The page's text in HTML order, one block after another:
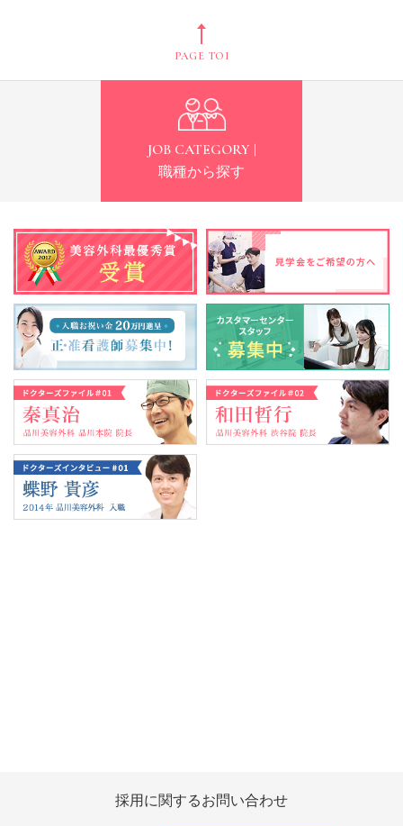
JOB CATEGORY |
職種から探す
採用に関するお問い合わせ
PAGE TOP